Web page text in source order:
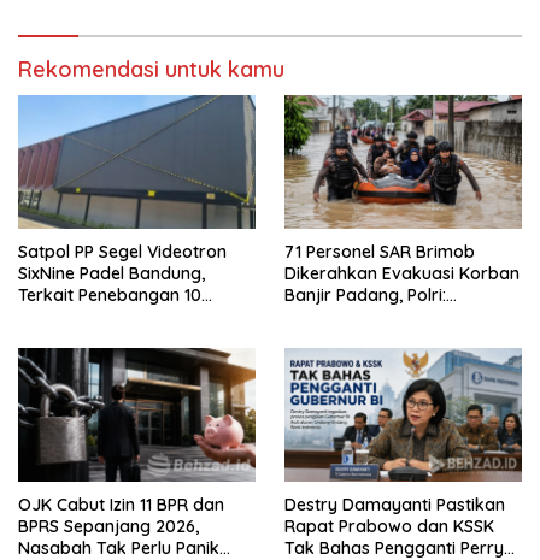
Rekomendasi untuk kamu
Satpol PP Segel Videotron
SixNine Padel Bandung,
Terkait Penebangan 10
71 Personel SAR Brimob
Dikerahkan Evakuasi Korban
Banjir Padang, Polri:
OJK Cabut Izin 11 BPR dan
BPRS Sepanjang 2026,
Nasabah Tak Perlu Panik
Destry Damayanti Pastikan
Rapat Prabowo dan KSSK
Tak Bahas Pengganti Perry